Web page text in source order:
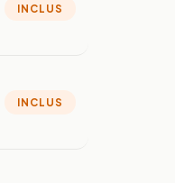
INCLUS
INCLUS